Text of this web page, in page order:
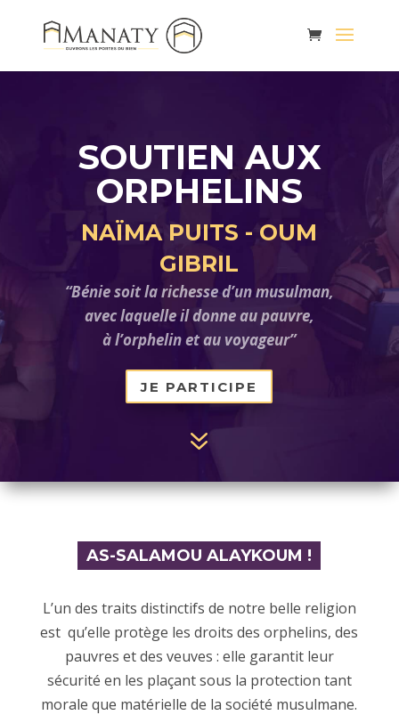
SOUTIEN AUX
ORPHELINS
NAÏMA PUITS - OUM
GIBRIL
“Bénie soit la richesse d’un musulman,
avec laquelle il donne au pauvre,
à l’orphelin et au voyageur”
JE PARTICIPE
7
AS-SALAMOU ALAYKOUM !
L’un des traits distinctifs de notre belle religion
est qu’elle protège les droits des orphelins, des
pauvres et des veuves : elle garantit leur
sécurité en les plaçant sous la protection tant
morale que matérielle de la société musulmane.